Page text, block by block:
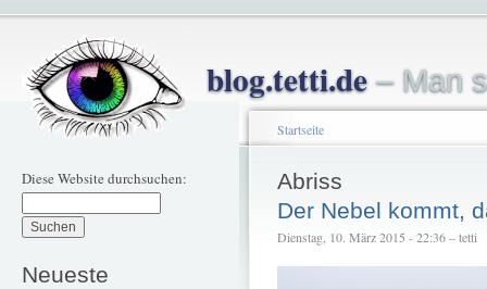
blog.tetti.de– Man
Diese Website durchsuchen:
Neueste
Startseite
Abriss
Der Nebel kommt,
Dienstag, 10. März 2015 - 22:36 – tetti